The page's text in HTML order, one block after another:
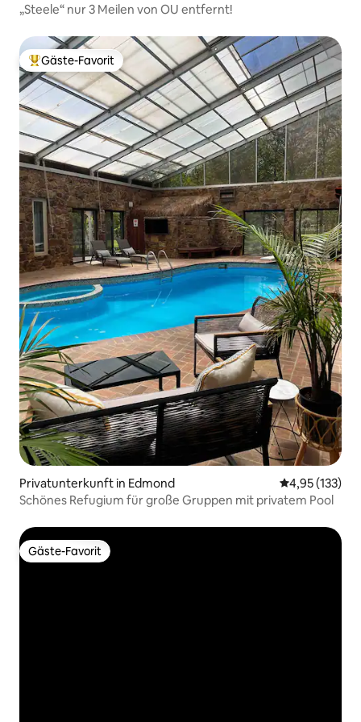
„Steele“ nur 3 Meilen von OU entfernt!
Beliebter Gäste-Favorit.
Gäste-Favorit
Privatunterkunft in Edmond
4,95 (133)
Schönes Refugium für große Gruppen mit privatem Pool
Gäste-Favorit
Gäste-Favorit